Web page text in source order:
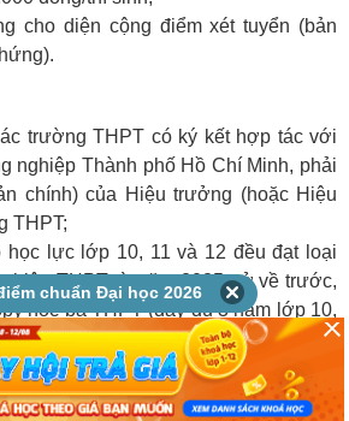
cho diện cộng điểm xét tuyển (bản
trường THPT có ký kết hợp tác với
nghiệp Thành phố Hồ Chí Minh, phải
chính) của Hiệu trưởng (hoặc Hiệu
THPT;
lực lớp 10, 11 và 12 đều đạt loại
THPT từ năm 2025 trở về trước,
học bạ THPT (đầy đủ 3 năm lớp 10,
thí sinh tốt nghiệp năm 2026 nộp
THPT (đầy đủ 3 năm lớp 10, 11 và
chuẩn Đại học 2026